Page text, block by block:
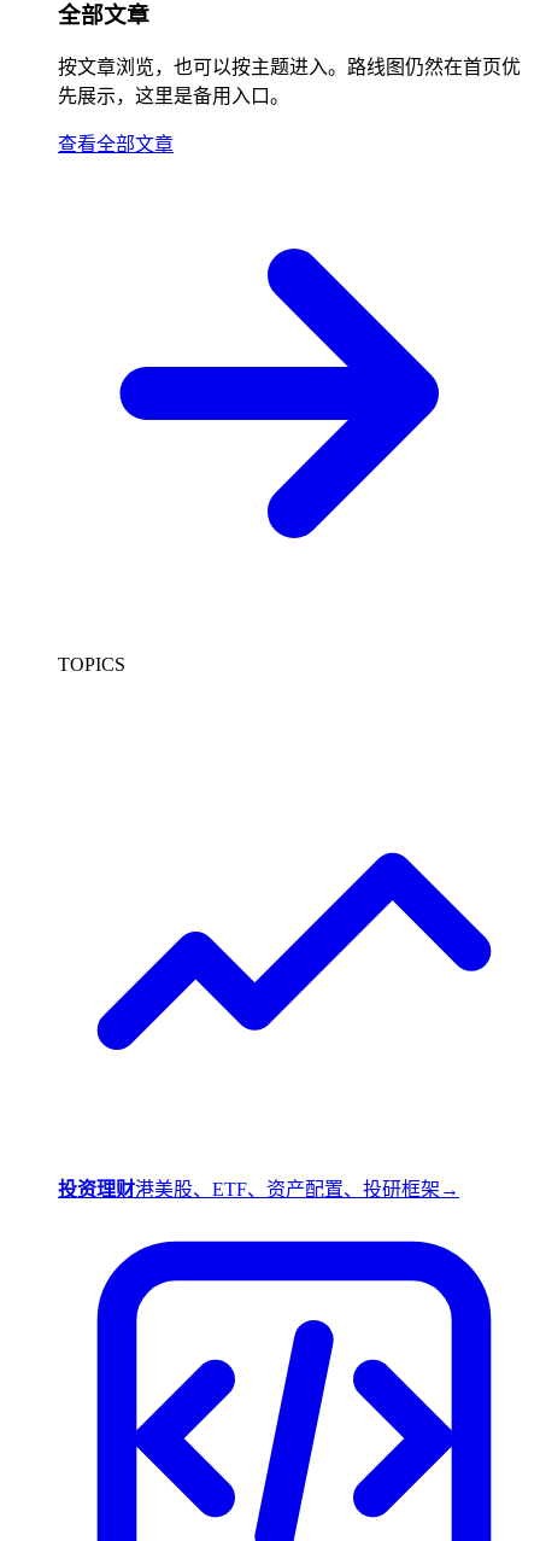
全部文章
按文章浏览，也可以按主题进入。路线图仍然在首页优
先展示，这里是备用入口。
查看全部文章
TOPICS
投资理财港美股、ETF、资产配置、投研框架 →